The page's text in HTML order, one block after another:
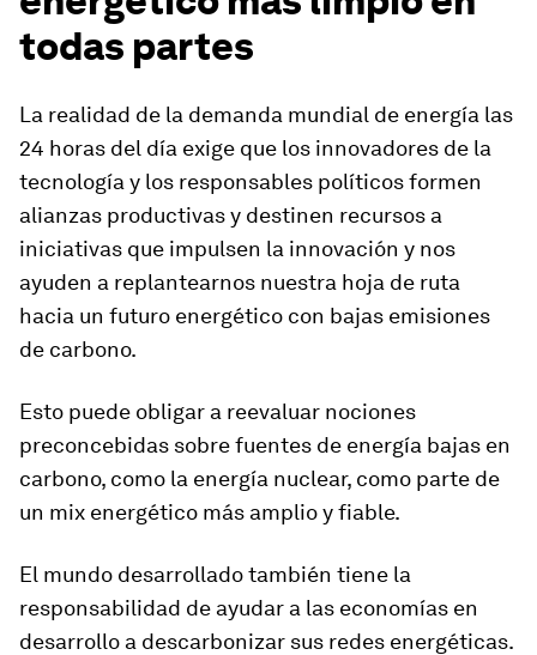
todas partes
La realidad de la demanda mundial de energía las
24 horas del día exige que los innovadores de la
tecnología y los responsables políticos formen
alianzas productivas y destinen recursos a
iniciativas que impulsen la innovación y nos
ayuden a replantearnos nuestra hoja de ruta
hacia un futuro energético con bajas emisiones
de carbono.
Esto puede obligar a reevaluar nociones
preconcebidas sobre fuentes de energía bajas en
carbono, como la energía nuclear, como parte de
un mix energético más amplio y fiable.
El mundo desarrollado también tiene la
responsabilidad de ayudar a las economías en
desarrollo a descarbonizar sus redes energéticas.